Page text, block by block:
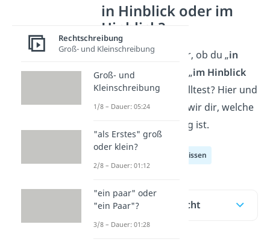
in Hinblick oder im
Hinblick?
Du bist dir unsicher, ob du „in
Hinblick auf
“ oder „im Hinblick
auf“ verwenden solltest? Hier und
imVideoerklären wir dir, welche
Schreibweise richtig ist.
Deutsch Allgemeinwissen
Inhaltsübersicht
Rechtschreibung
Groß- und Kleinschreibung
Groß- und
Kleinschreibung
1/8 – Dauer: 05:24
"als Erstes" groß
oder klein?
2/8 – Dauer: 01:12
"ein paar" oder
"ein Paar"?
3/8 – Dauer: 01:28